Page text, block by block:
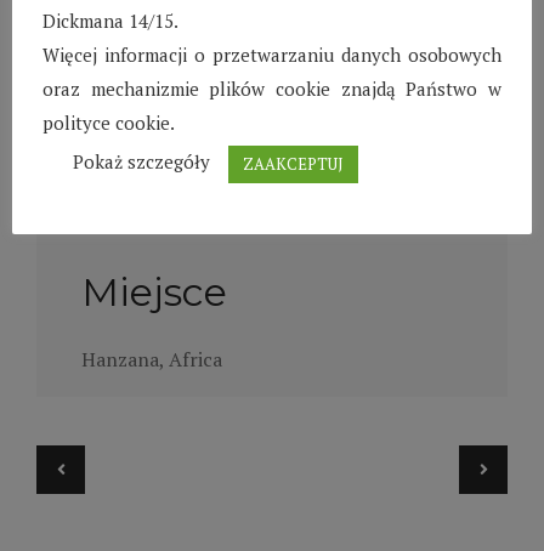
Event Details
Date:8 maja 2017
Miejsce
Hanzana, Africa
Wydarzenie
Navigation
Dickmana 14/15.
Więcej informacji o przetwarzaniu danych osobowych
oraz mechanizmie plików cookie znajdą Państwo w
polityce cookie.
Pokaż szczegóły
ZAAKCEPTUJ